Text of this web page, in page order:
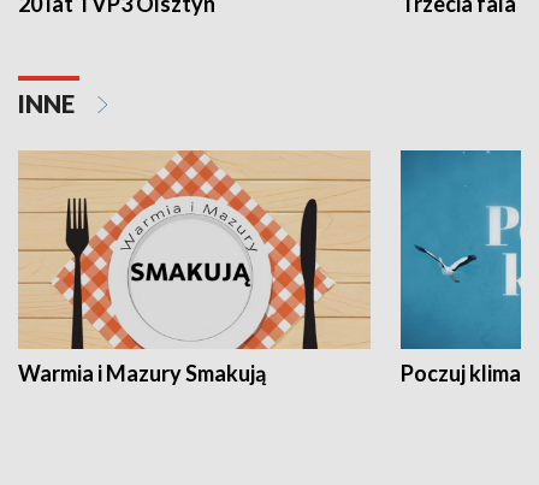
INNE
Warmia i Mazury Smakują Poczuj klimat